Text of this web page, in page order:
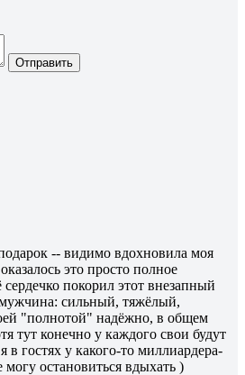
Отправить
-- видимо вдохновила моя
это просто полное
покорил этот внезапный
сильный, тяжёлый,
"полнотой" надёжно, в общем
тут конечно у каждого свои будут
в гостях у какого-то миллиардера-
остановиться вдыхать )